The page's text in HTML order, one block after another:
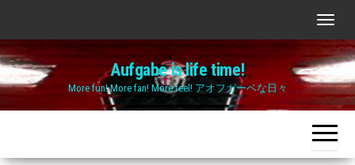
the
content
ナ
ビ
ゲ
ー
シ
ョ
ン
Aufgabe is life time!
More fun! More fan! More feel! アオフガーベな日々